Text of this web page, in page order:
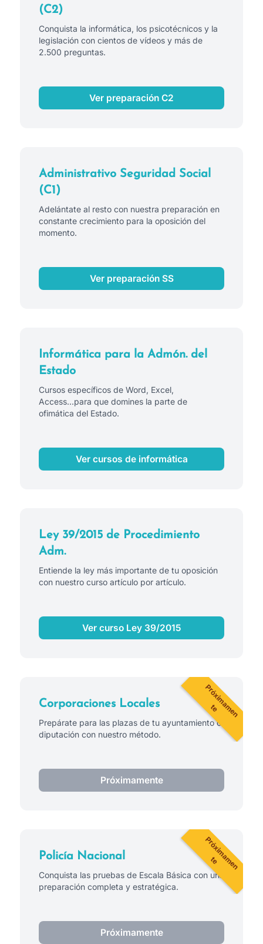
(C2)
Conquista la informática, los psicotécnicos y la
legislación con cientos de vídeos y más de
2.500 preguntas.
Ver preparación C2
Administrativo Seguridad Social
(C1)
Adelántate al resto con nuestra preparación en
constante crecimiento para la oposición del
momento.
Ver preparación SS
Informática para la Admón. del
Estado
Cursos específicos de Word, Excel,
Access...para que domines la parte de
ofimática del Estado.
Ver cursos de informática
Ley 39/2015 de Procedimiento
Adm.
Entiende la ley más importante de tu oposición
con nuestro curso artículo por artículo.
Ver curso Ley 39/2015
Corporaciones Locales
Prepárate para las plazas de tu ayuntamiento o
diputación con nuestro método.
Próximamente
Policía Nacional
Conquista las pruebas de Escala Básica con una
preparación completa y estratégica.
Próximamente